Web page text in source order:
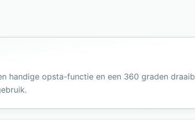
handige opsta-functie en een 360 graden